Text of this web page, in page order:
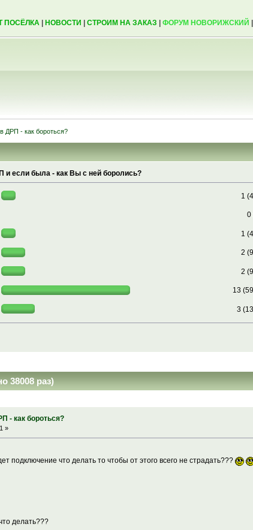
ПОСЁЛКА| НОВОСТИ СТРОИМ НА ЗАКАЗ ФОРУМ НОВОРИЖСКИЙ
ДРП - как бороться?
и если была - как Вы с ней боролись?
1
0
1
2
2
13
3
38008 раз)
- как бороться?
»
подключение что делать то чтобы от этого всего не страдать???
делать???